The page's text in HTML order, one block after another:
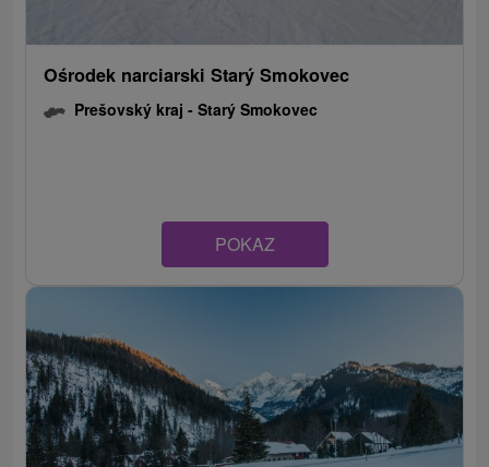
Ośrodek narciarski Starý Smokovec
Prešovský kraj -Starý Smokovec
POKAZ